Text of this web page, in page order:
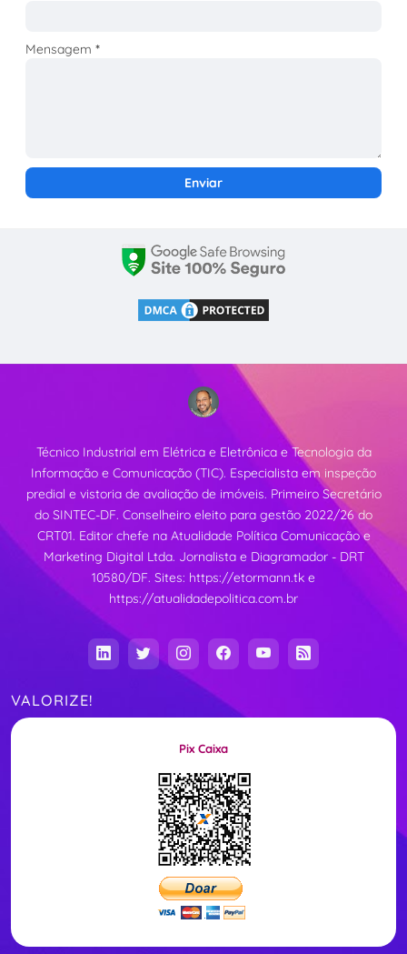
Mensagem*
Técnico Industrial em Elétrica e Eletrônica e Tecnologia da
Informação e Comunicação (TIC). Especialista em inspeção
predial e vistoria de avaliação de imóveis. Primeiro Secretário
do SINTEC-DF. Conselheiro eleito para gestão 2022/26 do
CRT01. Editor chefe na Atualidade Política Comunicação e
Marketing Digital Ltda. Jornalista e Diagramador - DRT
10580/DF. Sites: https://etormann.tk e
https://atualidadepolitica.com.br
VALORIZE!
Pix Caixa